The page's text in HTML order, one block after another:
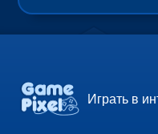
Играть в